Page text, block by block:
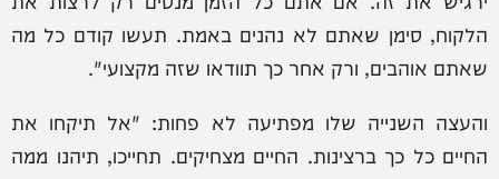
הלקוח, סימן שאתם לא נהנים באמת. תעשו קודם כל מה
שאתם אוהבים, ורק אחר כך תוודאו שזה מקצועי".
והעצה השנייה שלו מפתיעה לא פחות: "אל תיקחו את
החיים כל כך ברצינות. החיים מצחיקים. תחייכו, תיהנו ממה